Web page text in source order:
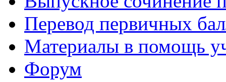
Перевод первичных
Материалы в помощь
Форум